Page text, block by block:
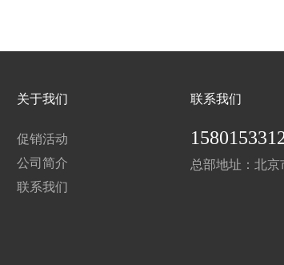
关于我们
促销活动
公司简介
联系我们
联系我们
总部地址：北京